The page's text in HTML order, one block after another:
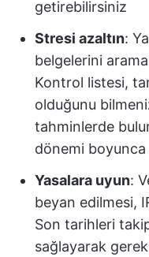
getirebilirsiniz
Stresi azaltın:
belgelerini
Kontrol listesi,
olduğunu
tahminlerde
dönemi boyunca
Yasalara uyun:
beyan edilmesi,
Son tarihleri
sağlayarak